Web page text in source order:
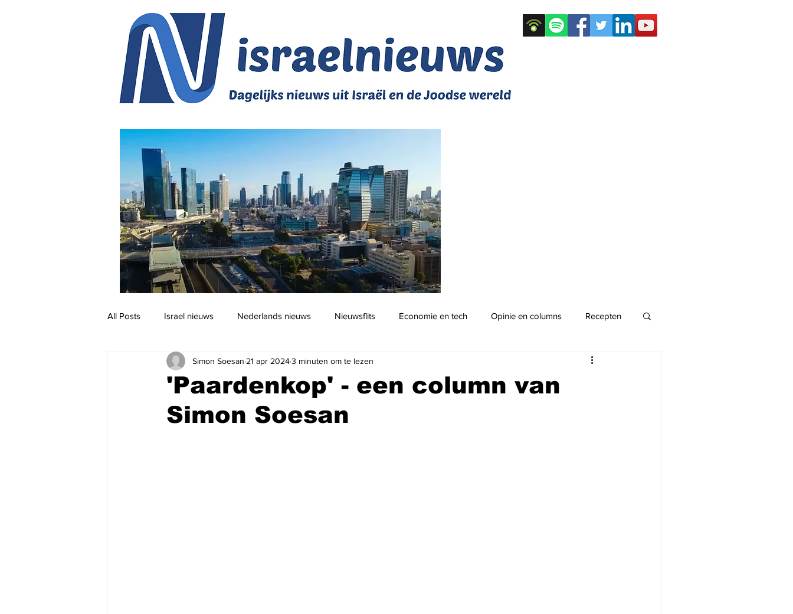
All Posts Israel nieuws Nederlands nieuws Nieuwsflits Economie en tech Opinie en columns Recepten
Jodendom en cultuur Podcast
'Paardenkop' - een column van
Simon Soesan
Simon Soesan 21 apr 20243 minuten om te lezen